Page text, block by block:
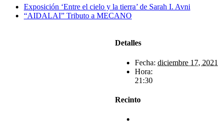
Exposición ‘Entre el cielo y la tierra’ de Sarah I. Avni
“AIDALAI” Tributo a MECANO
Detalles
Fecha: diciembre 17, 2021
Hora:
21:30
Recinto